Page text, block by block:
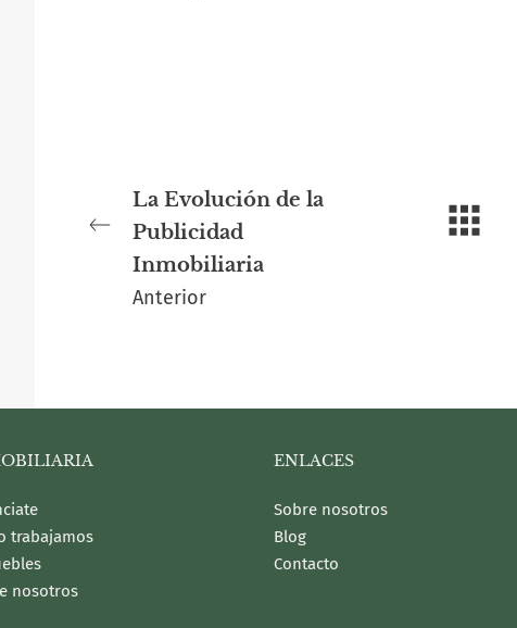
La Evolución de la
Publicidad
Inmobiliaria
Anterior
trabajamos
nosotros
ENLACES
Sobre nosotros
Blog
Contacto